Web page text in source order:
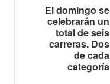
El domingo se
celebrarán un
total de seis
carreras. Dos
de cada
categoría